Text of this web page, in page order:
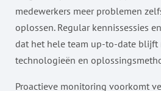
medewerkers meer problemen
oplossen. Regular kennissessies
dat het hele team up-to-date blijft
technologieën en
Proactieve monitoring voorkomt